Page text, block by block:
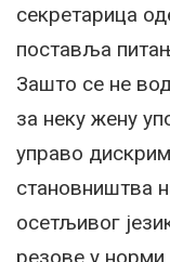
секретарица
поставља
Зашто се не
за неку жену
управо
становништва
осетљивог
резове у норми